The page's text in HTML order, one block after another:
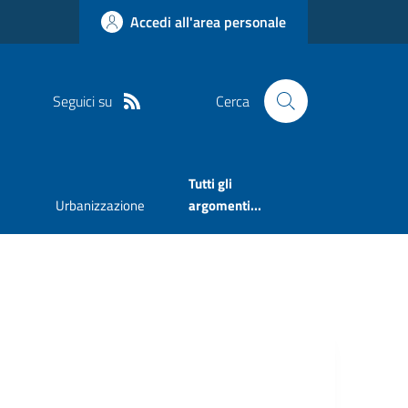
Accedi all'area personale
Seguici su Cerca
Urbanizzazione
Tutti gli
argomenti...